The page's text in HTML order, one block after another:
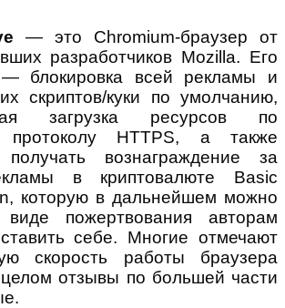
— это Chromium-браузер от
разработчиков Mozilla. Его
— блокировка всей рекламы и
скриптов/куки по умолчанию,
загрузка ресурсов по
протоколу HTTPS, а также
получать вознаграждение за
в криптовалюте Basic
которую в дальнейшем можно
пожертвования авторам
себе. Многие отмечают
скорость работы браузера
отзывы по большей части